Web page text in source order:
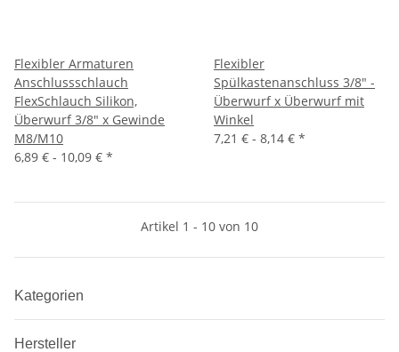
Flexibler Armaturen
Anschlussschlauch
FlexSchlauch Silikon,
Überwurf 3/8" x Gewinde
M8/M10
6,89 € - 10,09 € *
Flexibler
Spülkastenanschluss 3/8" -
Überwurf x Überwurf mit
Winkel
7,21 € - 8,14 € *
Artikel 1 - 10 von 10
Kategorien
Hersteller